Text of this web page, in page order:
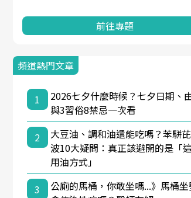
前往專題
頻道熱門文章
1
2026七夕什麼時候？七夕日期、
與3習俗8禁忌一次看
2
大豆油、調和油還能吃嗎？苯駢
波10大疑問：真正該避開的是「
用油方式」
3
公廁的馬桶，你敢坐嗎...》馬桶